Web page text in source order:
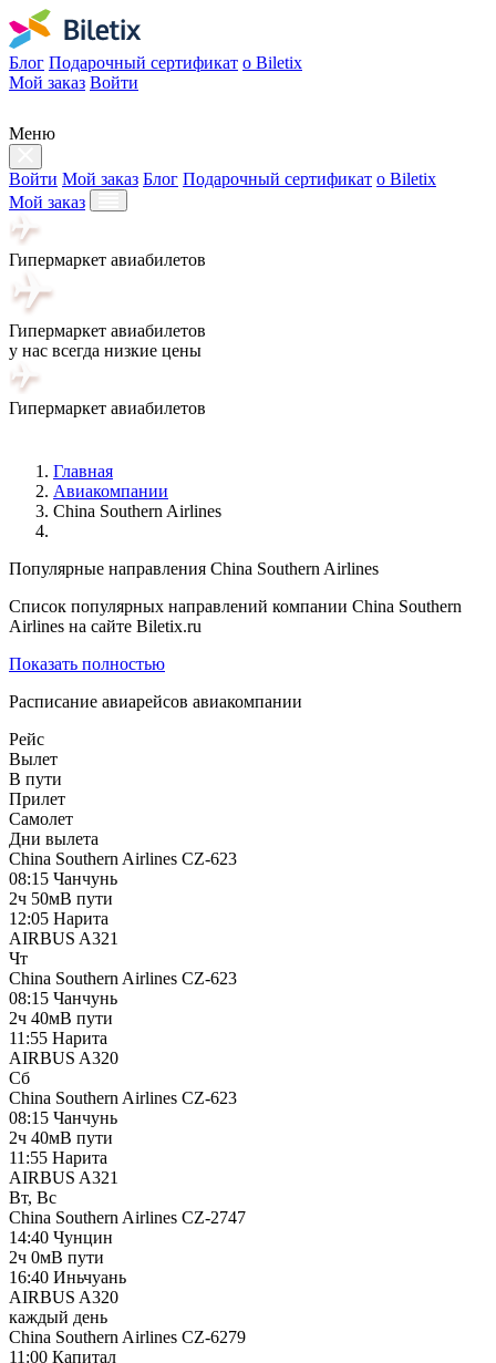
Блог Подарочный сертификат о Biletix
Мой заказ Войти
Меню
Войти Мой заказ Блог Подарочный сертификат о Biletix
Мой заказ
Гипермаркет авиабилетов
Гипермаркет авиабилетов
у нас всегда низкие цены
Гипермаркет авиабилетов
Главная
Авиакомпании
China Southern Airlines
Популярные направления China Southern Airlines
Список популярных направлений компании China Southern
Airlines на сайте Biletix.ru
Показать полностью
Расписание авиарейсов авиакомпании
Рейс
Вылет
В пути
Прилет
Самолет
Дни вылета
China Southern Airlines CZ-623
08:15 Чанчунь
2ч 50мВ пути
12:05 Нарита
AIRBUS A321
Чт
China Southern Airlines CZ-623
08:15 Чанчунь
2ч 40мВ пути
11:55 Нарита
AIRBUS A320
Сб
China Southern Airlines CZ-623
08:15 Чанчунь
2ч 40мВ пути
11:55 Нарита
AIRBUS A321
Вт, Вс
China Southern Airlines CZ-2747
14:40 Чунцин
2ч 0мВ пути
16:40 Иньчуань
AIRBUS A320
каждый день
China Southern Airlines CZ-6279
11:00 Капитал